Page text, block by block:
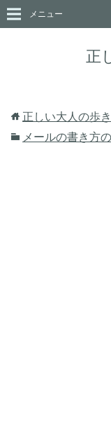
正
メニュー
正しい大人の歩
メールの書き方